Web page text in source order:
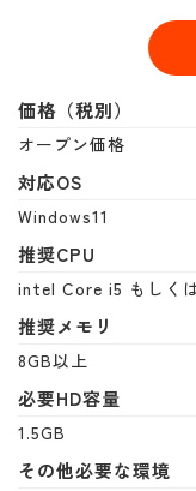
価格（税別）
オープン価格
対応OS
Windows11
推奨CPU
intel Core i5 もしく
推奨メモリ
8GB以上
必要HD容量
1.5GB
その他必要な環境